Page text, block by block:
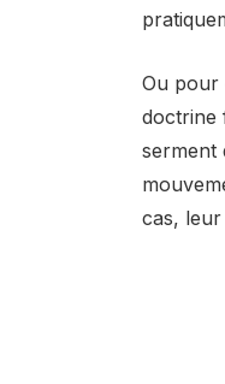
Ou pour
doctrine
serment
cas, leur